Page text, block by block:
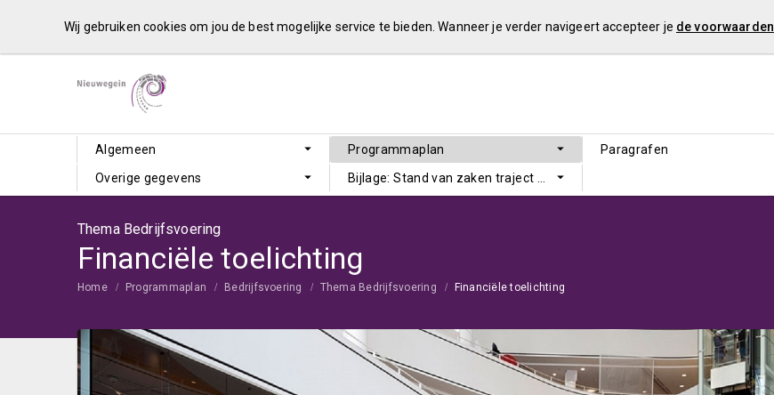
Wij gebruiken cookies om jou de best mogelijke service te bieden. Wanneer je verder navigeert accepteer je de voorwaarden
Algemeen Programmaplan Paragrafen
Overige gegevens
Bijlage: Stand van zaken traject Sluitende Meerjarenbegroting
Thema Bedrijfsvoering
Financiële toelichting
Home Programmaplan Bedrijfsvoering Thema Bedrijfsvoering Financiële toelichting